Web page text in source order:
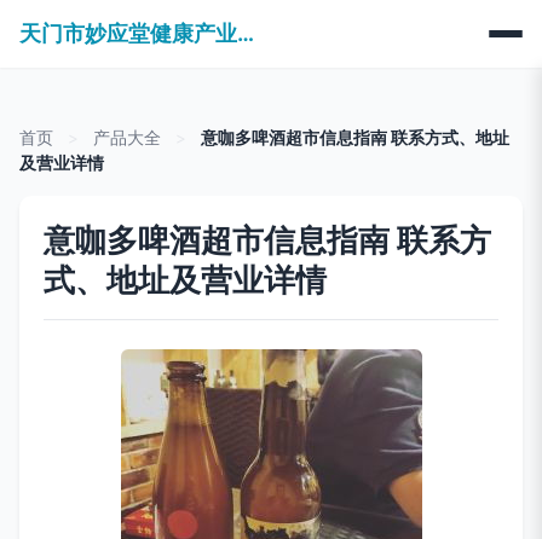
天门市妙应堂健康产业有限公司
首页 产品大全
意咖多啤酒超市信息指南 联系方式、地址
及营业详情
意咖多啤酒超市信息指南 联系方
式、地址及营业详情